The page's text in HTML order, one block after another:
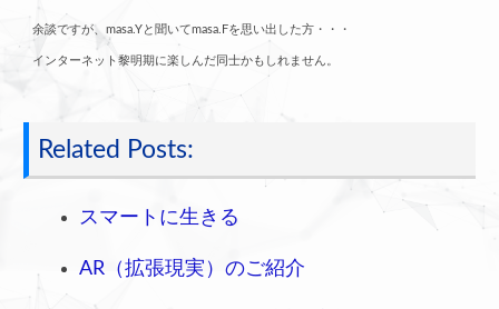
余談ですが、masa.Yと聞いてmasa.Fを思い出した方・・・
インターネット黎明期に楽しんだ同士かもしれません。
Related Posts:
スマートに生きる
AR（拡張現実）のご紹介